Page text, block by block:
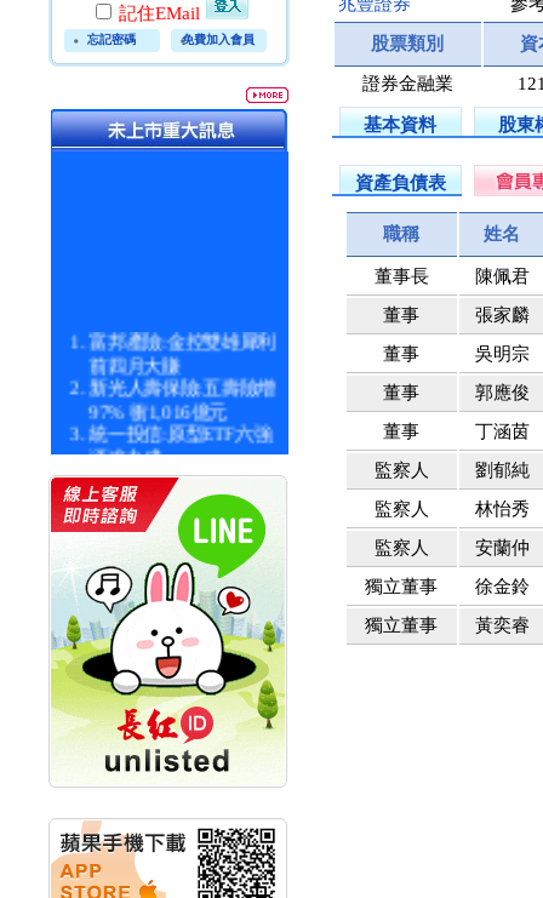
記住EMail
忘記密碼 免費加入會員
富邦產險:金控雙雄犀利
前四月大賺
新光人壽保險:五壽險增
97% 衝1,016億元
統一投信:原型ETF六強
漲逾九成
統一投信:主動式ETF溢
價 被盯上
新光人壽保險:新壽Q1外
價金將達996億
宇辰系統科技:宇辰業績
創新高 啟動興櫃轉上櫃
計畫
明緯企業:明緯永續科技
競賽 以電源驅動善的力
量
秀育企業:秀育SHO-U儲
能系統 獲國內首張CNS
認證
聯博投信:聯博00404A
從容擁抱台股主流
華旭先進:代重要子公司
碩通散熱股份有限公司
公告董事會通過發言人
及代理發
股票類別 資
證券金融業
基本資料 股東
資產負債表
職稱 姓名
董事長
陳佩君
董事
張家麟
董事
吳明宗
董事
郭應俊
董事
丁涵茵
監察人
劉郁純
監察人
林怡秀
監察人
安蘭仲
獨立董事
徐金鈴
獨立董事
黃奕睿